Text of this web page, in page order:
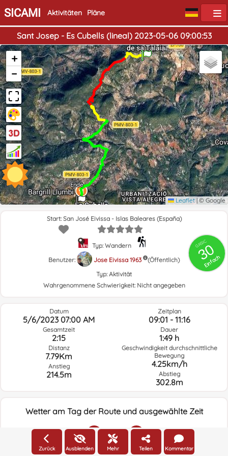
SICAMI Aktivitäten Pläne
Sant Josep - Es Cubells (lineal) 2023-05-06 09:00:53
Start
Ende
+
−
Leaflet |© Google
GRSIC
30
Einfach
Start: San José Eivissa - Islas Baleares (España)
Typ: Wandern
Benutzer:
Jose Eivissa 1963
(Öffentlich)
Typ: Aktivität
Wahrgenommene Schwierigkeit: Nicht angegeben
Datum
5/6/2023 07:00 AM
Gesamtzeit
2:15
Distanz
7.79Km
Anstieg
214.5m
Zeitplan
09:01 - 11:16
Dauer
1:49 h
Geschwindigkeit durchschnittliche
Bewegung
4.25km/h
Abstieg
302.8m
Wetter am Tag der Route und ausgewählte Zeit
07:00
Zurück Ausblenden Mehr Teilen Kommentar